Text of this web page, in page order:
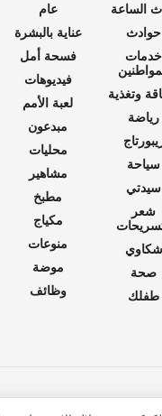
الساعة
حوادث
خدمات
وتغذية
رياضة
سياحة
سيدتي
شعر
شكاوي
صحة
طفلك
عام
عناية بالبشرة
فسحة أمل
فيديوهات
لعبة الأمم
مبدعون
محليات
مشاهير
مطبخ
مكياج
منوعات
موضة
وظائف